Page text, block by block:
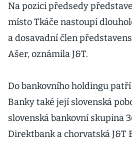
Na pozici předsedy
místo Tkáče nastoupí
a dosavadní člen
Ašer, oznámila J&T.
Do bankovního holdingu patří
Banky také její slovenská
slovenská bankovní skupina
Direktbank a chorvatská J&T